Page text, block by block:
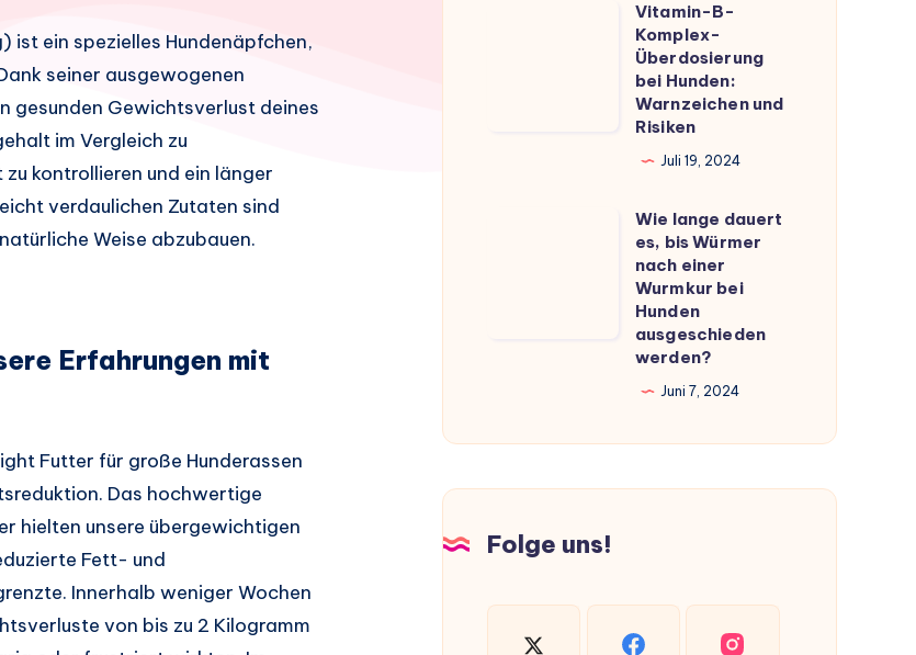
ist ein spezielles Hundenäpfchen,
seiner ausgewogenen
gesunden Gewichtsverlust deines
im Vergleich zu
kontrollieren und ein länger
verdaulichen Zutaten sind
Weise abzubauen.
Erfahrungen mit
Futter für große Hunderassen
Das hochwertige
hielten unsere übergewichtigen
Fett- und
Innerhalb weniger Wochen
von bis zu 2 Kilogramm
Vitamin-B-
Komplex-
Überdosierung
bei Hunden:
Warnzeichen und
Risiken
Juli 19, 2024
Hunden
ausgeschieden
Wie lange dauert
es, bis Würmer
nach einer
Wurmkur bei
Hunden
ausgeschieden
werden?
Juni 7, 2024
Folge uns!